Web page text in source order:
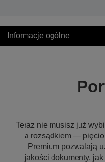
Informacje ogólne
Teraz nie musisz już
a rozsądkiem —
Premium pozwalają
jakości dokumenty,